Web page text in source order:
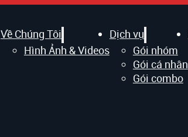
Về Chúng Tôi
Hình Ảnh & Videos
Dịch vụ
Gói nhóm
Gói cá nhân
Gói combo